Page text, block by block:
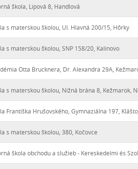
škola, Lipová 8, Handlová
s materskou školou, Ul. Hlavná 200/15, Hôrky
s materskou školou, SNP 158/20, Kalinovo
Otta Brucknera, Dr. Alexandra 29A,
s materskou školou, Nižná brána 8, Kežmarok,
Františka Hrušovského, Gymnaziálna 197,
s materskou školou, 380, Kočovce
škola obchodu a služieb - Kereskedelmi és